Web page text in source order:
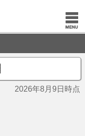
2026年8月9日時点